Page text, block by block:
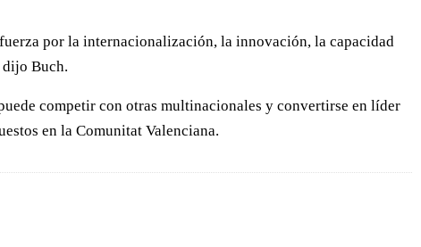
por la internacionalización, la innovación, la capacidad
dijo Buch.
competir con otras multinacionales y convertirse en líder
en la Comunitat Valenciana.